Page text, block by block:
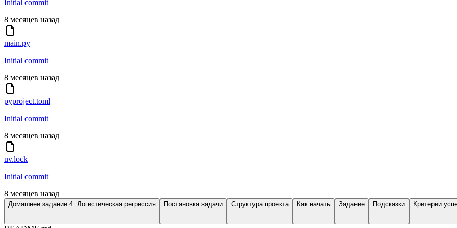
Initial commit
8 месяцев назад
main.py
Initial commit
8 месяцев назад
pyproject.toml
Initial commit
8 месяцев назад
uv.lock
Initial commit
8 месяцев назад
Домашнее задание 4: Логистическая регрессия Постановка задачи Структура проекта Как начать Задание Подсказки Критерии